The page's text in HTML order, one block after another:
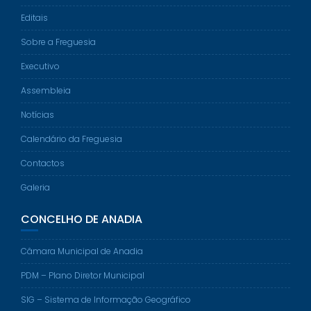
Editais
Sobre a Freguesia
Executivo
Assembleia
Notícias
Calendário da Freguesia
Contactos
Galeria
CONCELHO DE ANADIA
Câmara Municipal de Anadia
PDM – Plano Diretor Municipal
SIG – Sistema de Informação Geográfico